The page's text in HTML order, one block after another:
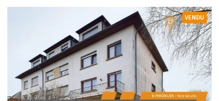
VENDU